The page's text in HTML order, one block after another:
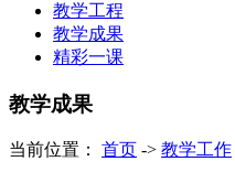
教学工程
教学成果
精彩一课
教学成果
当前位置： 首页 -> 教学工作